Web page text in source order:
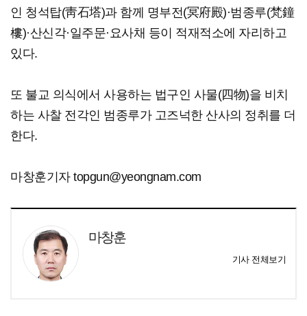
인 청석탑(靑石塔)과 함께 명부전(冥府殿)·범종루(梵鐘
樓)·산신각·일주문·요사채 등이 적재적소에 자리하고
있다.
또 불교 의식에서 사용하는 법구인 사물(四物)을 비치
하는 사찰 전각인 범종루가 고즈넉한 산사의 정취를 더
한다.
마창훈기자 topgun@yeongnam.com
마창훈
기사 전체보기